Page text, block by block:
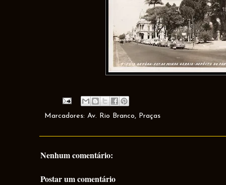
Marcadores: Av. Rio Branco, Praças
Nenhum comentário:
Postar um comentário